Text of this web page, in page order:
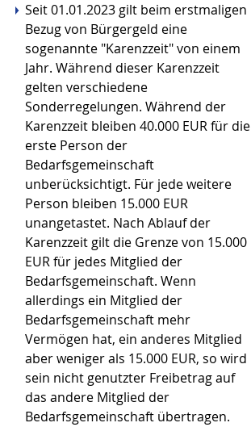
Seit 01.01.2023 gilt beim erstmaligen
Bezug von Bürgergeld eine
sogenannte "Karenzzeit" von einem
Jahr. Während dieser Karenzzeit
gelten verschiedene
Sonderregelungen. Während der
Karenzzeit bleiben 40.000 EUR für die
erste Person der
Bedarfsgemeinschaft
unberücksichtigt. Für jede weitere
Person bleiben 15.000 EUR
unangetastet. Nach Ablauf der
Karenzzeit gilt die Grenze von 15.000
EUR für jedes Mitglied der
Bedarfsgemeinschaft. Wenn
allerdings ein Mitglied der
Bedarfsgemeinschaft mehr
Vermögen hat, ein anderes Mitglied
aber weniger als 15.000 EUR, so wird
sein nicht genutzter Freibetrag auf
das andere Mitglied der
Bedarfsgemeinschaft übertragen.